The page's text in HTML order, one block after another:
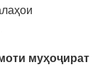
муҳоҷират